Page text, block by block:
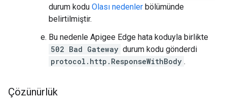
durum kodu Olası nedenler bölümünde
belirtilmiştir.
Bu nedenle Apigee Edge hata koduyla birlikte
502 Bad Gateway durum kodu gönderdi
protocol.http.ResponseWithBody .
Çözünürlük